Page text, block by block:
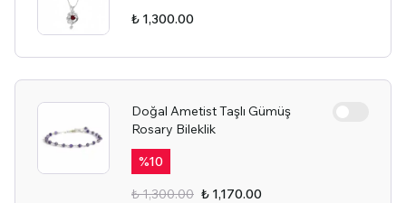
₺ 1,300.00
Doğal Ametist Taşlı Gümüş
Rosary Bileklik
%10
₺ 1,300.00 ₺ 1,170.00